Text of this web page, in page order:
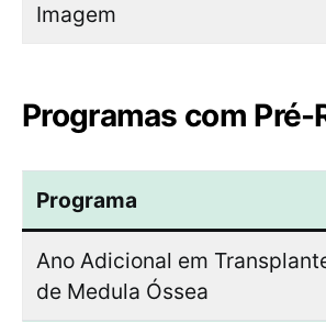
Imagem
Programas com
Programa
Ano Adicional em
de Medula Óssea